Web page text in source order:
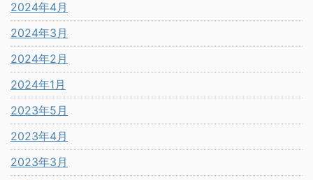
2024年4月
2024年3月
2024年2月
2024年1月
2023年5月
2023年4月
2023年3月